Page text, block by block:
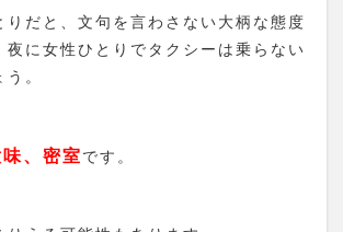
りだと、文句を言わさない大柄な態度
夜に女性ひとりでタクシーは乗らない
。
、密室です。